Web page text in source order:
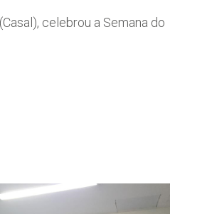
celebrou a Semana do